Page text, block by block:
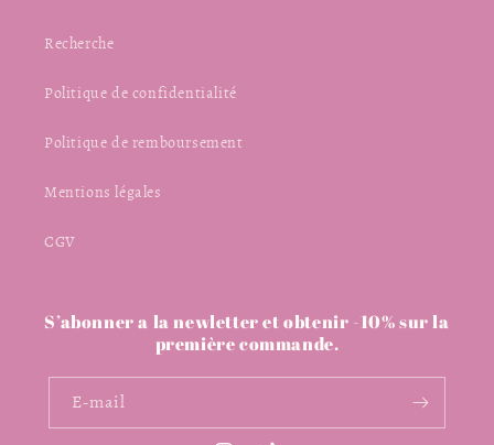
Recherche
Politique de confidentialité
Politique de remboursement
Mentions légales
CGV
S’abonner a la newletter et obtenir -10% sur la
première commande.
E-mail